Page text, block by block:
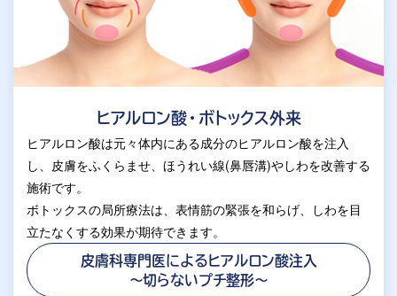
ヒアルロン酸・ボトックス外来
ヒアルロン酸は元々体内にある成分のヒアルロン酸を注入
し、皮膚をふくらませ、ほうれい線(鼻唇溝)やしわを改善する
施術です。
ボトックスの局所療法は、表情筋の緊張を和らげ、しわを目
立たなくする効果が期待できます。
皮膚科専門医によるヒアルロン酸注入
～切らないプチ整形～